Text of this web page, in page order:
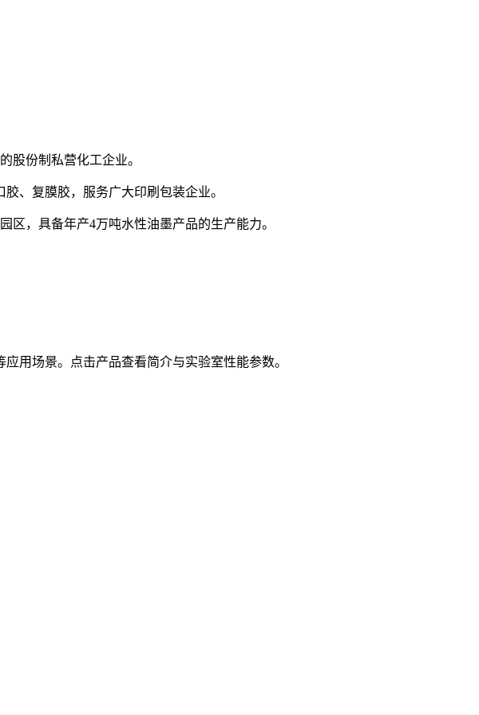
股份制私营化工企业。
、复膜胶，服务广大印刷包装企业。
区，具备年产4万吨水性油墨产品的生产能力。
用场景。点击产品查看简介与实验室性能参数。